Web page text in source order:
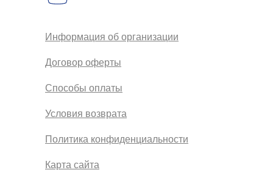
Политика конфиденциальности
Договор оферты
Способы оплаты
Условия возврата
Информация об организации
Карта сайта